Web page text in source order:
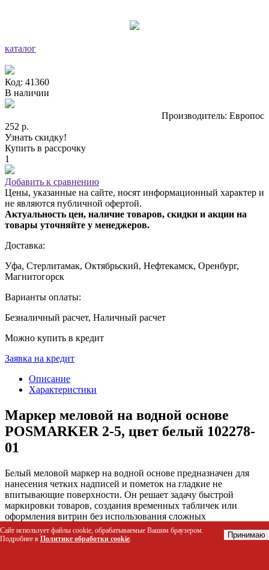
каталог
Код: 41360
В наличии
Производитель: Европос
252 р.
Узнать скидку!
Купить в рассрочку
1
Добавить к сравнению
Цены, указанные на сайте, носят информационный характер и
не являются публичной офертой.
Актуальность цен, наличие товаров, скидки и акции на
товары уточняйте у менеджеров.
Доставка:
Уфа, Стерлитамак, Октябрьский, Нефтекамск, Оренбург,
Магнитогорск
Варианты оплаты:
Безналичный расчет, Наличный расчет
Можно купить в кредит
Заявка на кредит
Описание
Характеристики
Маркер меловой на водной основе
POSMARKER 2-5, цвет белый 102278-
01
Белый меловой маркер на водной основе предназначен для
нанесения четких надписей и пометок на гладкие не
впитывающие поверхности. Он решает задачу быстрой
маркировки товаров, создания временных табличек или
оформления витрин без использования сложных
инструментов. Продукт обеспечивает чистоту рабочего
пространства благодаря легкому удалению влажной салфетке
Сайт использует файлы cookie, обрабатываемые Вашим браузером.
Подробнее в Политике обработки cookie. Принимаю